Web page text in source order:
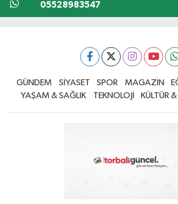
05528983547
GÜNDEM SİYASET SPOR MAGAZİN
YAŞAM & SAĞLIK
TEKNOLOJİ KÜLTÜR